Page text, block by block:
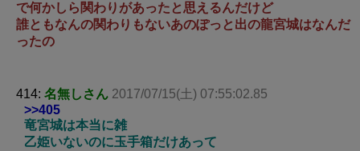
で何かしら関わりがあったと思えるんだけど
誰ともなんの関わりもないあのぽっと出の龍宮城はなんだ
ったの
414: 名無しさん 2017/07/15(土) 07:55:02.85
>>405
竜宮城は本当に雑
乙姫いないのに玉手箱だけあって